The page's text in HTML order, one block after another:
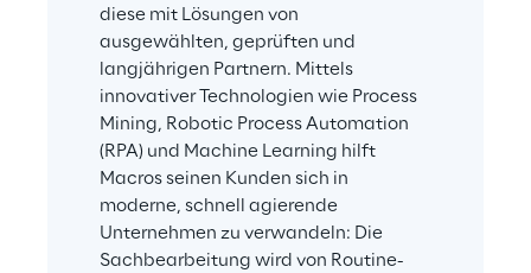
diese mit Lösungen von
ausgewählten, geprüften und
langjährigen Partnern. Mittels
innovativer Technologien wie Process
Mining, Robotic Process Automation
(RPA) und Machine Learning hilft
Macros seinen Kunden sich in
moderne, schnell agierende
Unternehmen zu verwandeln: Die
Sachbearbeitung wird von Routine-